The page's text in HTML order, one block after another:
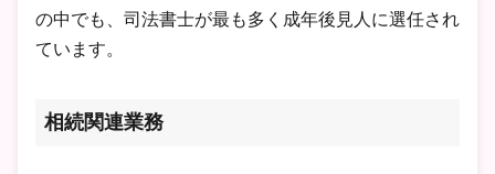
の中でも、司法書士が最も多く成年後見人に選任され
ています。
相続関連業務